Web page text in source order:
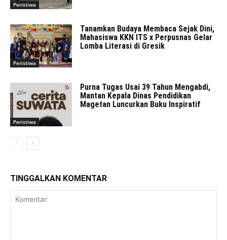
Peristiwa
Peristiwa
Tanamkan Budaya Membaca Sejak Dini,
Mahasiswa KKN ITS x Perpusnas Gelar
Lomba Literasi di Gresik
Peristiwa
Purna Tugas Usai 39 Tahun Mengabdi,
Mantan Kepala Dinas Pendidikan
Magetan Luncurkan Buku Inspiratif
TINGGALKAN KOMENTAR